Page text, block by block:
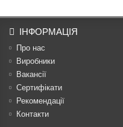
ІНФОРМАЦІЯ
Про нас
Виробники
Вакансії
Сертифікати
Рекомендації
Контакти